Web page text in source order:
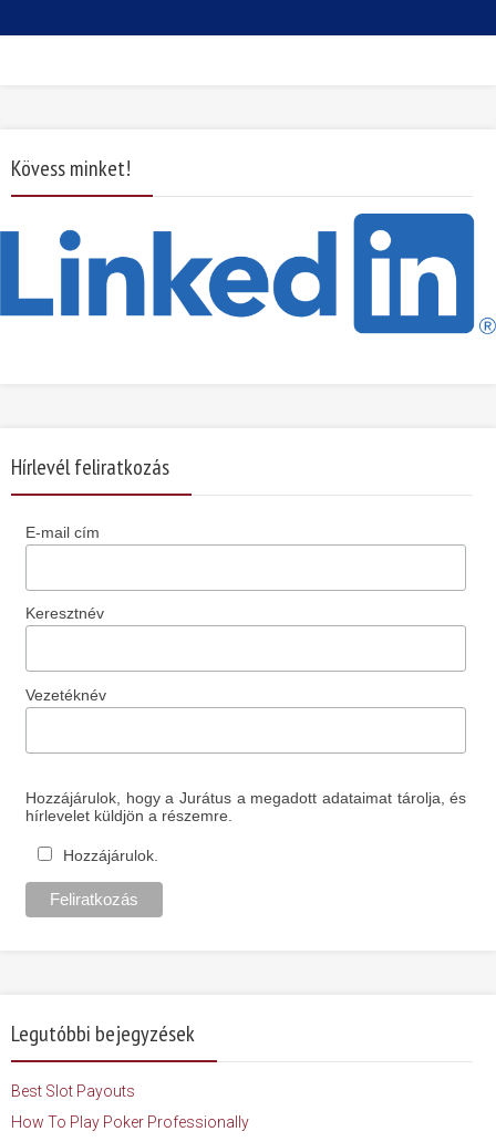
Kövess minket!
Hírlevél feliratkozás
E-mail cím
Keresztnév
Vezetéknév
Hozzájárulok, hogy a Jurátus a megadott adataimat tárolja, és
hírlevelet küldjön a részemre.
Hozzájárulok.
Legutóbbi bejegyzések
Best Slot Payouts
How To Play Poker Professionally